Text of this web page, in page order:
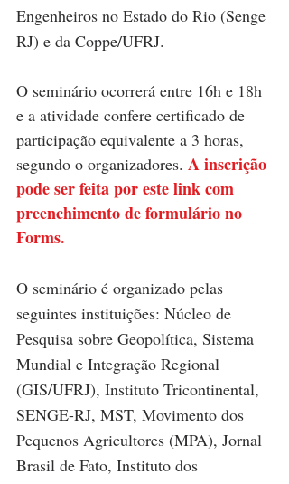
Engenheiros no Estado do Rio (Senge
RJ) e da Coppe/UFRJ.
O seminário ocorrerá entre 16h e 18h
e a atividade confere certificado de
participação equivalente a 3 horas,
segundo o organizadores. A inscrição
pode ser feita por este link com
preenchimento de formulário no
Forms.
O seminário é organizado pelas
seguintes instituições: Núcleo de
Pesquisa sobre Geopolítica, Sistema
Mundial e Integração Regional
(GIS/UFRJ), Instituto Tricontinental,
SENGE-RJ, MST, Movimento dos
Pequenos Agricultores (MPA), Jornal
Brasil de Fato, Instituto dos